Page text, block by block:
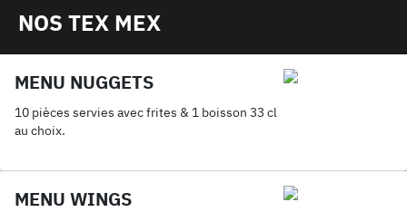
NOS TEX MEX
MENU NUGGETS
10 pièces servies avec frites & 1 boisson 33 cl
au choix.
MENU WINGS